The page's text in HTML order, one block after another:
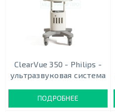
ClearVue 350 - Philips -
ультразвуковая система
ПОДРОБНЕЕ